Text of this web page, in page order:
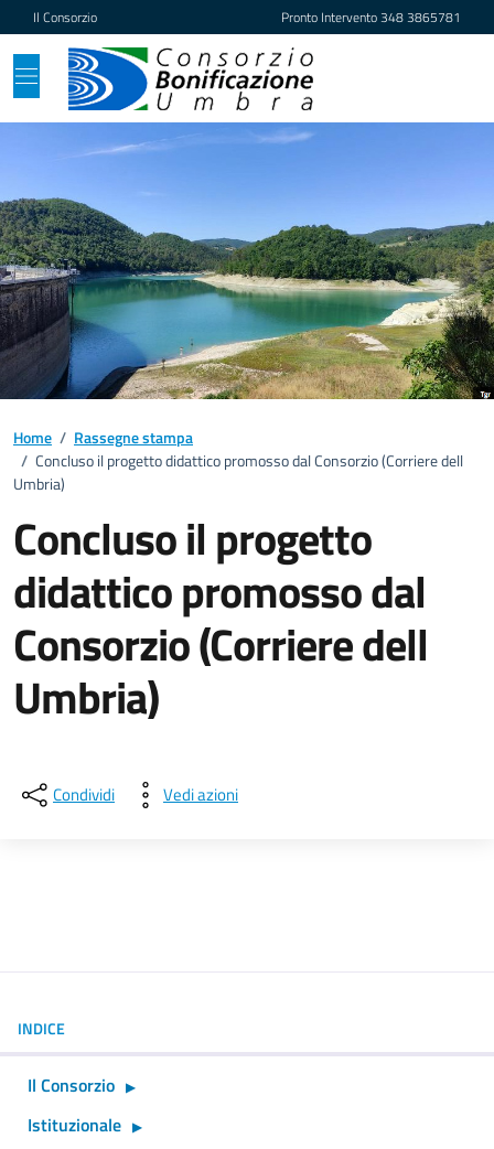
Vai ai contenuti
Vai al footer
Il Consorzio Pronto Intervento348 3865781
Home / Rassegne stampa
/ Concluso il progetto didattico promosso dal Consorzio (Corriere dell
Umbria)
Concluso il progetto
didattico promosso dal
Consorzio (Corriere dell
Umbria)
Condividi Vedi azioni
INDICE
Il Consorzio
Istituzionale